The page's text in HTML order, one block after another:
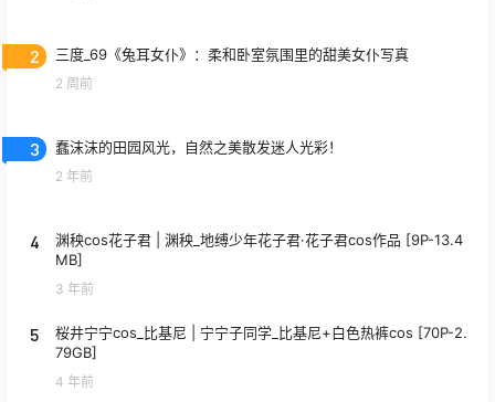
2 三度_69《兔耳女仆》：柔和卧室氛围里的甜美女仆写真
2 周前
3 蠢沫沫的田园风光，自然之美散发迷人光彩！
2 年前
4
渊秧cos花子君 | 渊秧_地缚少年花子君·花子君cos作品 [9P-13.4
MB]
3 年前
5
桜井宁宁cos_比基尼 | 宁宁子同学_比基尼+白色热裤cos [70P-2.
79GB]
4 年前